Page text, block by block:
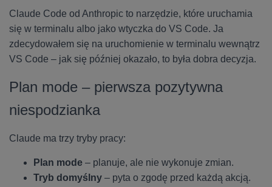
Claude Code od Anthropic to narzędzie, które uruchamia
się w terminalu albo jako wtyczka do VS Code. Ja
zdecydowałem się na uruchomienie w terminalu wewnątrz
VS Code – jak się później okazało, to była dobra decyzja.
Plan mode – pierwsza pozytywna
niespodzianka
Claude ma trzy tryby pracy:
Plan mode – planuje, ale nie wykonuje zmian.
Tryb domyślny – pyta o zgodę przed każdą akcją.